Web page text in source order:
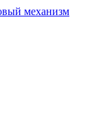
механизм